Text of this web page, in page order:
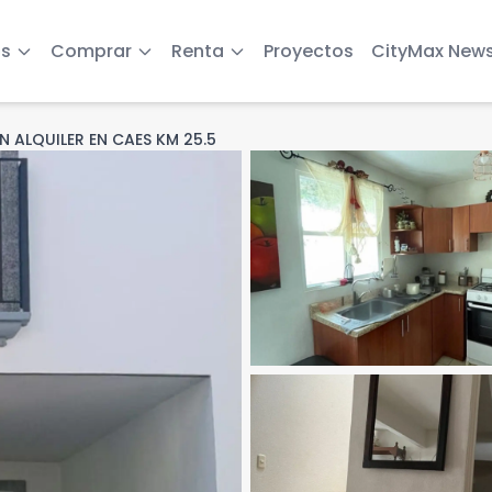
Comprar Renta Proyectos CityMax
ALQUILER EN CAES KM 25.5